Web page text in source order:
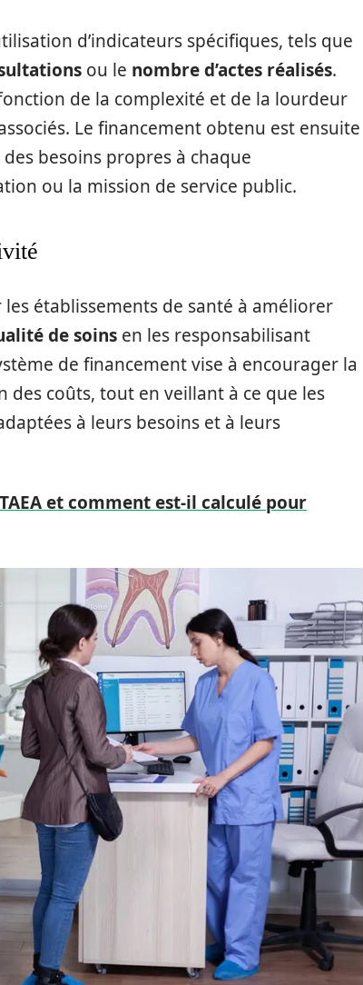
d’indicateurs spécifiques, tels que
ou le nombre d’actes réalisés.
de la complexité et de la lourdeur
Le financement obtenu est ensuite
besoins propres à chaque
ou la mission de service public.
les établissements de santé à améliorer
de soins en les responsabilisant
de financement vise à encourager la
coûts, tout en veillant à ce que les
à leurs besoins et à leurs
et comment est-il calculé pour